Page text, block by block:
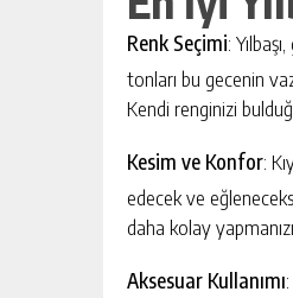
Renk Seçimi:
tonları bu gecenin
Kendi renginizi
Kesim ve Konfor:
edecek ve
daha kolay
Aksesuar Kullanımı